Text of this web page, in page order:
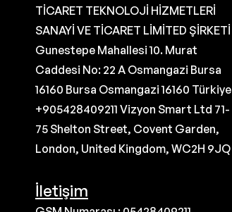
TİCARET TEKNOLOJİ HİZMETLERİ
SANAYİ VE TİCARET LİMİTED ŞİRKETİ
Gunestepe Mahallesi 10. Murat
Caddesi No: 22 A Osmangazi Bursa
16160 Bursa Osmangazi 16160 Türkiye
+905428409211 Vizyon Smart Ltd 71-
75 Shelton Street, Covent Garden,
London, United Kingdom, WC2H 9JQ
İletişim